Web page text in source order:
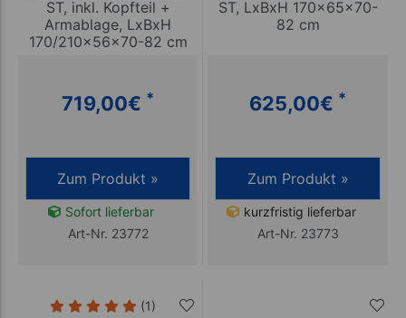
ST, inkl. Kopfteil +
Armablage, LxBxH
170/210x56x70-82 cm
719,00€ *
Zum Produkt »
Sofort lieferbar
Art-Nr. 23772
ST, LxBxH 170x65x70-
82 cm
625,00€ *
Zum Produkt »
kurzfristig lieferbar
Art-Nr. 23773
(1)